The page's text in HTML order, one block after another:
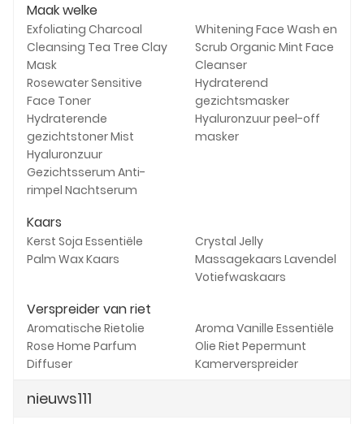
Maak welke
Exfoliating Charcoal
Cleansing Tea Tree Clay
Mask
Whitening Face Wash en
Scrub Organic Mint Face
Cleanser
Rosewater Sensitive
Face Toner
Hydraterende
gezichtstoner Mist
Hydraterend
gezichtsmasker
Hyaluronzuur peel-off
masker
Hyaluronzuur
Gezichtsserum Anti-
rimpel Nachtserum
Kaars
Kerst Soja Essentiële
Palm Wax Kaars
Crystal Jelly
Massagekaars Lavendel
Votiefwaskaars
Verspreider van riet
Aromatische Rietolie
Rose Home Parfum
Diffuser
Aroma Vanille Essentiële
Olie Riet Pepermunt
Kamerverspreider
nieuws111